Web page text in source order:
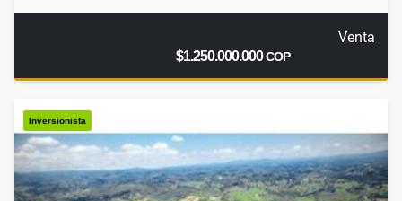
Venta
$1.250.000.000COP
Inversionista